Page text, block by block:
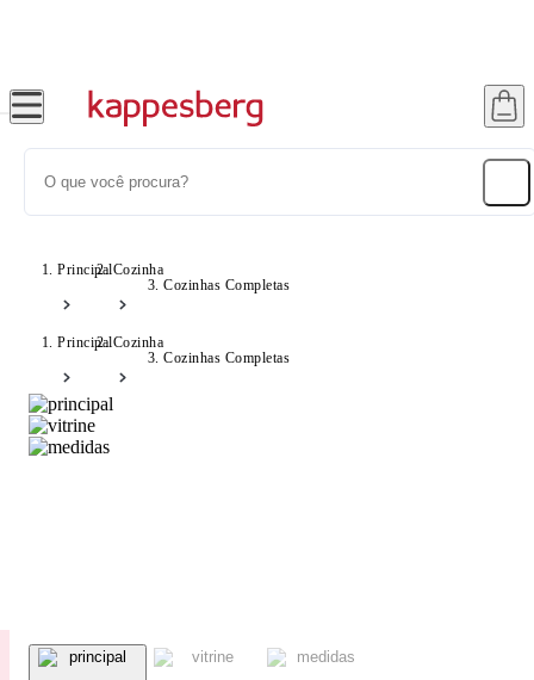
PrincipalCozinha
Cozinhas Completas
PrincipalCozinha
Cozinhas Completas